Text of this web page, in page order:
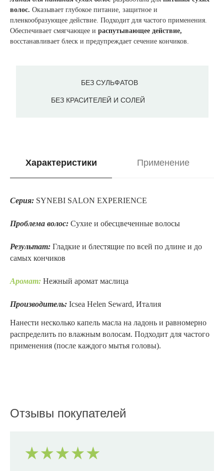
волос. Оказывает глубокое питание, защитное и
пленкообразующее действие. Подходит для частого применения.
Обеспечивает смягчающее и распутывающее действие,
восстанавливает блеск и предупреждает сечение кончиков.
БЕЗ СУЛЬФАТОВ
БЕЗ КРАСИТЕЛЕЙ И СОЛЕЙ
Характеристики Применение
Серия: SYNEBI SALON EXPERIENCE
Проблема волос: Сухие и обесцвеченные волосы
Результат: Гладкие и блестящие по всей по длине и до
самых кончиков
Аромат: Нежный аромат маслица
Производитель: Icsea Helen Seward, Италия
Нанести несколько капель масла на ладонь и равномерно
распределить по влажным волосам. Подходит для частого
применения (после каждого мытья головы).
Отзывы покупателей